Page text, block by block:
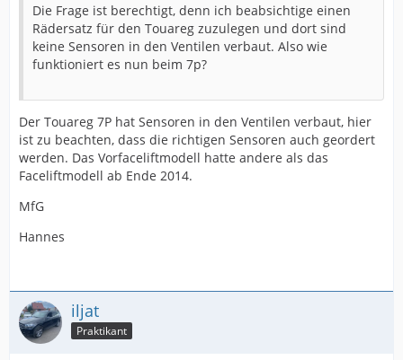
Die Frage ist berechtigt, denn ich beabsichtige einen
Rädersatz für den Touareg zuzulegen und dort sind
keine Sensoren in den Ventilen verbaut. Also wie
funktioniert es nun beim 7p?
Der Touareg 7P hat Sensoren in den Ventilen verbaut, hier
ist zu beachten, dass die richtigen Sensoren auch geordert
werden. Das Vorfaceliftmodell hatte andere als das
Faceliftmodell ab Ende 2014.
MfG
Hannes
iljat
Praktikant